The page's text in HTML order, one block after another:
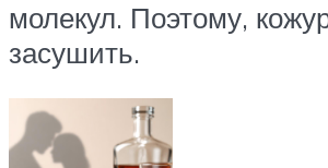
молекул. Поэтому,
засушить.